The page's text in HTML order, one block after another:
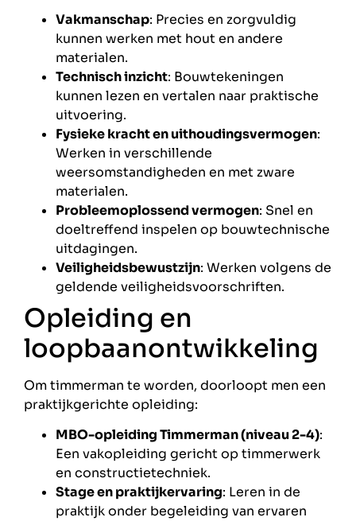
Vakmanschap: Precies en zorgvuldig
kunnen werken met hout en andere
materialen.
Technisch inzicht: Bouwtekeningen
kunnen lezen en vertalen naar praktische
uitvoering.
Fysieke kracht en uithoudingsvermogen:
Werken in verschillende
weersomstandigheden en met zware
materialen.
Probleemoplossend vermogen: Snel en
doeltreffend inspelen op bouwtechnische
uitdagingen.
Veiligheidsbewustzijn: Werken volgens de
geldende veiligheidsvoorschriften.
Opleiding en
loopbaanontwikkeling
Om timmerman te worden, doorloopt men een
praktijkgerichte opleiding:
MBO-opleiding Timmerman (niveau 2-4):
Een vakopleiding gericht op timmerwerk
en constructietechniek.
Stage en praktijkervaring: Leren in de
praktijk onder begeleiding van ervaren